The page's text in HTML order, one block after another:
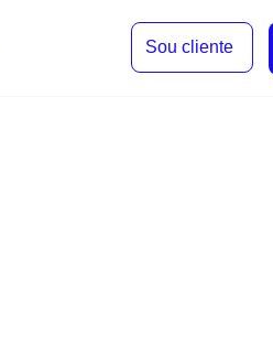
Sou cliente